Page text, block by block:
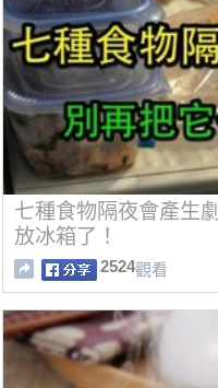
七種食物隔夜會產生
放冰箱了！
2524觀看